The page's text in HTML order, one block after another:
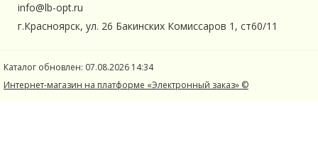
info@lb-opt.ru
г.Красноярск, ул. 26 Бакинских Комиссаров 1, ст60/11
Каталог обновлен: 07.08.2026 14:34
Интернет-магазин на платформе «Электронный заказ» ©